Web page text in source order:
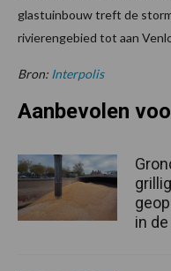
glastuinbouw treft de
rivierengebied tot aan
Bron: Interpolis
Aanbevolen
in